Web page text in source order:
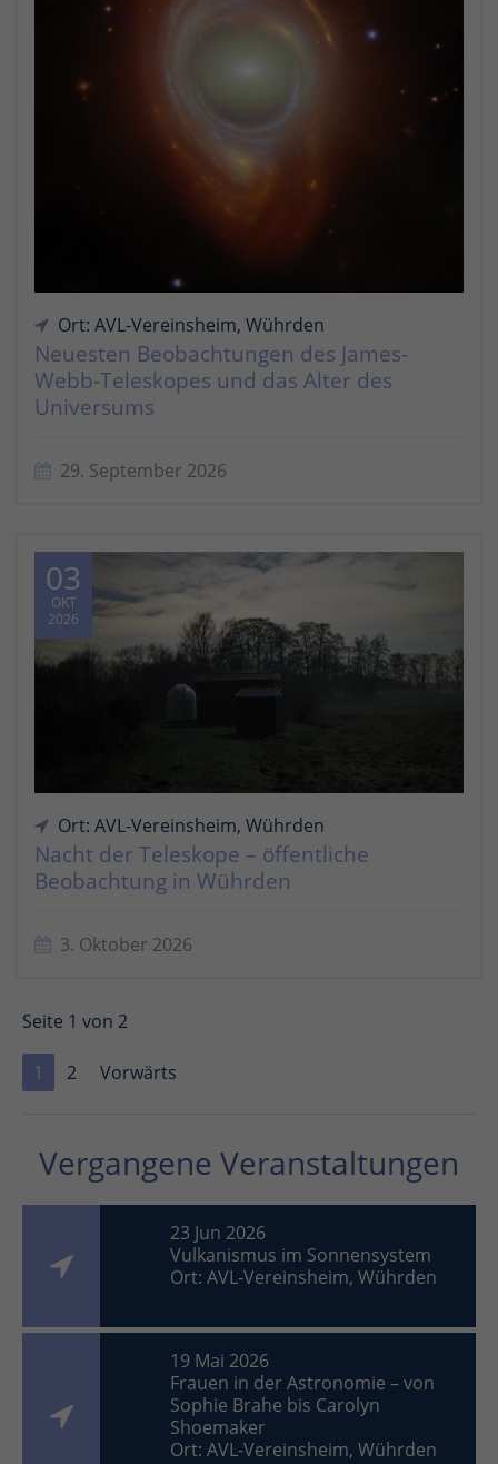
Ort: AVL-Vereinsheim, Wührden
Neuesten Beobachtungen des James-
Webb-Teleskopes und das Alter des
Universums
29. September 2026
03
OKT
2026
Ort: AVL-Vereinsheim, Wührden
Nacht der Teleskope – öffentliche
Beobachtung in Wührden
3. Oktober 2026
Seite 1 von 2
1 2 Vorwärts
Vergangene Veranstaltungen
23 Jun 2026
Vulkanismus im Sonnensystem
Ort: AVL-Vereinsheim, Wührden
19 Mai 2026
Frauen in der Astronomie – von
Sophie Brahe bis Carolyn
Shoemaker
Ort: AVL-Vereinsheim, Wührden